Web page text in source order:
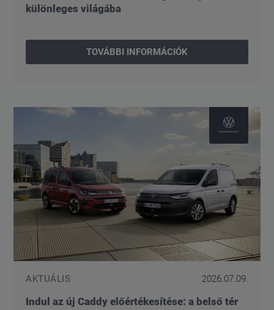
különleges világába
TOVÁBBI INFORMÁCIÓK
AKTUÁLIS 2026.07.09.
Indul az új Caddy előértékesítése: a belső tér